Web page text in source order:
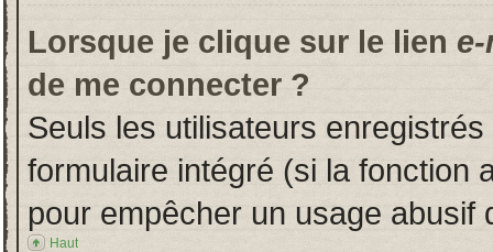
Lorsque je clique sur le lien
de me connecter ?
Seuls les utilisateurs
formulaire intégré (si la fonction
pour empêcher un usage abusif
Haut